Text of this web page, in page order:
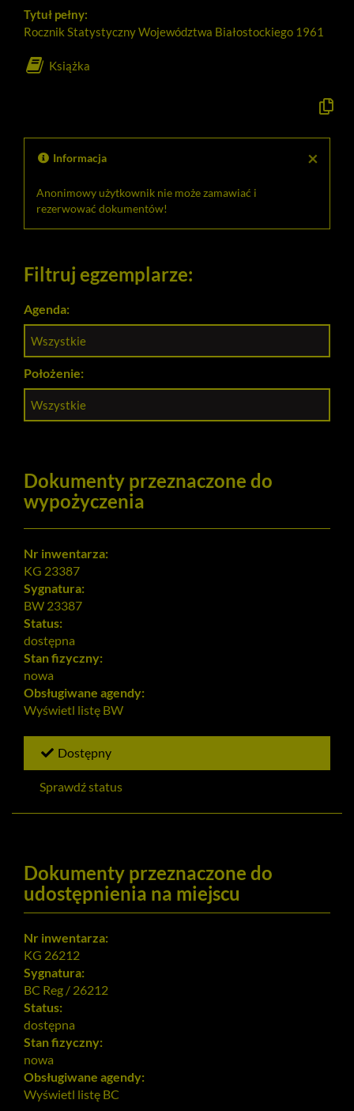
Tytuł pełny:
Rocznik Statystyczny Województwa Białostockiego 1961
Książka
Kopiuj
do
×
Informacja
Anonimowy użytkownik nie może zamawiać i
rezerwować dokumentów!
Filtruj egzemplarze:
Agenda:
Wszystkie
Położenie:
Wszystkie
Dokumenty przeznaczone do
wypożyczenia
Nr inwentarza:
KG 23387
Sygnatura:
BW 23387
Status:
dostępna
Stan fizyczny:
nowa
Obsługiwane agendy:
Wyświetl listę BW
Dostępny
Sprawdź status
Dokumenty przeznaczone do
udostępnienia na miejscu
Nr inwentarza:
KG 26212
Sygnatura:
BC Reg / 26212
Status:
dostępna
Stan fizyczny:
nowa
Obsługiwane agendy:
Wyświetl listę BC